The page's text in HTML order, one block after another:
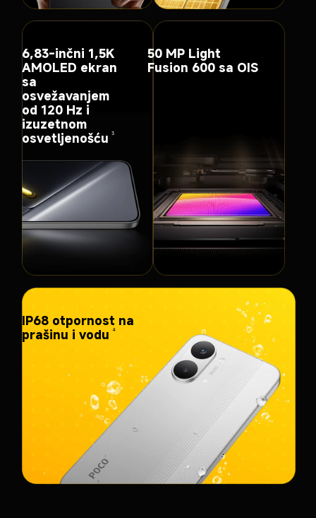
6,83-inčni 1,5K
AMOLED ekran
sa
osvežavanjem
od 120 Hz i
izuzetnom
osvetljenošću 3
50 MP Light
Fusion 600 sa OIS
IP68 otpornost na
prašinu i vodu 4